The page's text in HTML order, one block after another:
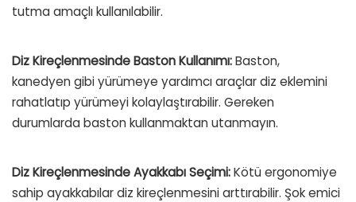
tutma amaçlı kullanılabilir.
Diz Kireçlenmesinde Baston Kullanımı:Baston,
kanedyen gibi yürümeye yardımcı araçlar diz eklemini
rahatlatıp yürümeyi kolaylaştırabilir. Gereken
durumlarda baston kullanmaktan utanmayın.
Diz Kireçlenmesinde Ayakkabı Seçimi:Kötü ergonomiye
sahip ayakkabılar diz kireçlenmesini arttırabilir. Şok emici